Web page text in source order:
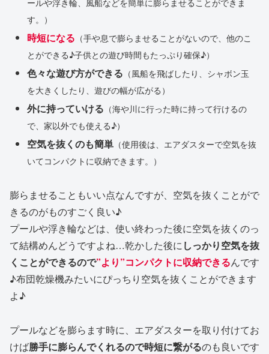
す。）
時短になる （手や息で膨らませることがないので、他のこ
とができる♪子供との遊び時間もたっぷり確保♪）
色々な遊び方ができる （風船を飛ばしたり、シャボン玉
を大きくしたり、遊びの幅が広がる）
外に持っていける （海や川に行った時に持って行けるの
で、家以外でも使える♪）
空気を抜くのも簡単 （使用後は、エアダスターで空気を抜
いてコンパクトに収納できます。）
膨らませることもいい点なんですが、空気を抜くことがで
きるのがものすごく良い♪
プールや浮き輪などは、使い終わった後に空気を抜くのっ
て結構めんどうですよね…乾かした後にしっかり空気を抜
くことができるので”より”コンパクトに収納できるんです
♪布団乾燥機みたいにぴっちり空気を抜くことができます
よ♪
プールなどを膨らます時に、エアダスターを取り付けてお
けば勝手に膨らんでくれるので時短に繋がるのも良いです